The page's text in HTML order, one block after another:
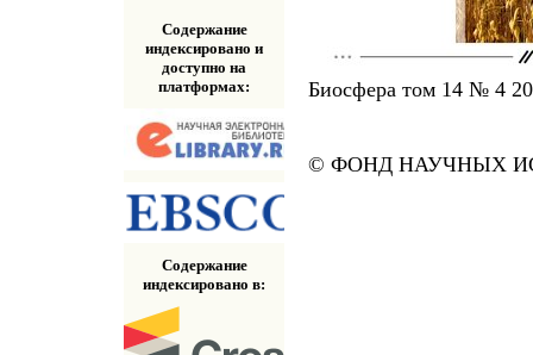
Содержание
индексировано и
доступно на
платформах:
Содержание
индексировано в:
Биосфера том 14 № 4
© ФОНД НАУЧНЫХ